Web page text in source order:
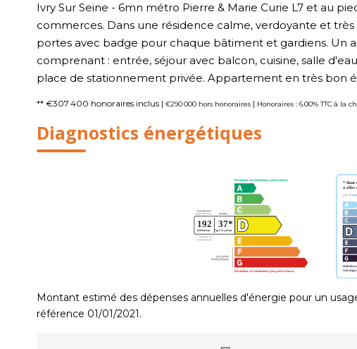
Ivry Sur Seine - 6mn métro Pierre & Marie Curie L7 et au
commerces. Dans une résidence calme, verdoyante et
portes avec badge pour chaque bâtiment et gardiens. Un
comprenant : entrée, séjour avec balcon, cuisine, salle
place de stationnement privée. Appartement en très bon
** €307 400 honoraires inclus | €290 000 hors honoraires | Honoraires : 6.00% TTC à la
Diagnostics énergétiques
Montant estimé des dépenses annuelles d'énergie pour un
référence 01/01/2021.